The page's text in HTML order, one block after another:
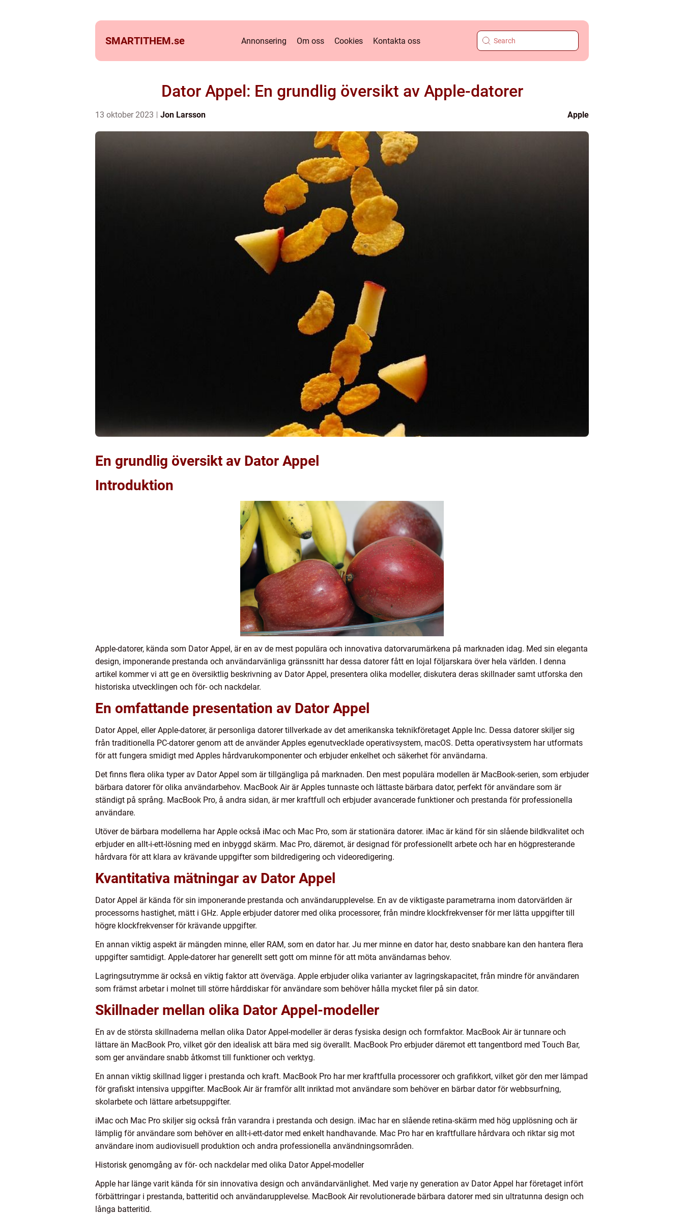
SMARTITHEM.se Annonsering Om oss Cookies Kontakta oss
Dator Appel: En grundlig översikt av Apple-datorer
13 oktober 2023 Jon Larsson Apple
En grundlig översikt av Dator Appel
Introduktion
Apple-datorer, kända som Dator Appel, är en av de mest populära och innovativa datorvarumärkena på marknaden idag. Med sin eleganta
design, imponerande prestanda och användarvänliga gränssnitt har dessa datorer fått en lojal följarskara över hela världen. I denna
artikel kommer vi att ge en översiktlig beskrivning av Dator Appel, presentera olika modeller, diskutera deras skillnader samt utforska den
historiska utvecklingen och för- och nackdelar.
En omfattande presentation av Dator Appel
Dator Appel, eller Apple-datorer, är personliga datorer tillverkade av det amerikanska teknikföretaget Apple Inc. Dessa datorer skiljer sig
från traditionella PC-datorer genom att de använder Apples egenutvecklade operativsystem, macOS. Detta operativsystem har utformats
för att fungera smidigt med Apples hårdvarukomponenter och erbjuder enkelhet och säkerhet för användarna.
Det finns flera olika typer av Dator Appel som är tillgängliga på marknaden. Den mest populära modellen är MacBook-serien, som erbjuder
bärbara datorer för olika användarbehov. MacBook Air är Apples tunnaste och lättaste bärbara dator, perfekt för användare som är
ständigt på språng. MacBook Pro, å andra sidan, är mer kraftfull och erbjuder avancerade funktioner och prestanda för professionella
användare.
Utöver de bärbara modellerna har Apple också iMac och Mac Pro, som är stationära datorer. iMac är känd för sin slående bildkvalitet och
erbjuder en allt-i-ett-lösning med en inbyggd skärm. Mac Pro, däremot, är designad för professionellt arbete och har en högpresterande
hårdvara för att klara av krävande uppgifter som bildredigering och videoredigering.
Kvantitativa mätningar av Dator Appel
Dator Appel är kända för sin imponerande prestanda och användarupplevelse. En av de viktigaste parametrarna inom datorvärlden är
processorns hastighet, mätt i GHz. Apple erbjuder datorer med olika processorer, från mindre klockfrekvenser för mer lätta uppgifter till
högre klockfrekvenser för krävande uppgifter.
En annan viktig aspekt är mängden minne, eller RAM, som en dator har. Ju mer minne en dator har, desto snabbare kan den hantera flera
uppgifter samtidigt. Apple-datorer har generellt sett gott om minne för att möta användarnas behov.
Lagringsutrymme är också en viktig faktor att överväga. Apple erbjuder olika varianter av lagringskapacitet, från mindre för användaren
som främst arbetar i molnet till större hårddiskar för användare som behöver hålla mycket filer på sin dator.
Skillnader mellan olika Dator Appel-modeller
En av de största skillnaderna mellan olika Dator Appel-modeller är deras fysiska design och formfaktor. MacBook Air är tunnare och
lättare än MacBook Pro, vilket gör den idealisk att bära med sig överallt. MacBook Pro erbjuder däremot ett tangentbord med Touch Bar,
som ger användare snabb åtkomst till funktioner och verktyg.
En annan viktig skillnad ligger i prestanda och kraft. MacBook Pro har mer kraftfulla processorer och grafikkort, vilket gör den mer lämpad
för grafiskt intensiva uppgifter. MacBook Air är framför allt inriktad mot användare som behöver en bärbar dator för webbsurfning,
skolarbete och lättare arbetsuppgifter.
iMac och Mac Pro skiljer sig också från varandra i prestanda och design. iMac har en slående retina-skärm med hög upplösning och är
lämplig för användare som behöver en allt-i-ett-dator med enkelt handhavande. Mac Pro har en kraftfullare hårdvara och riktar sig mot
användare inom audiovisuell produktion och andra professionella användningsområden.
Historisk genomgång av för- och nackdelar med olika Dator Appel-modeller
Apple har länge varit kända för sin innovativa design och användarvänlighet. Med varje ny generation av Dator Appel har företaget infört
förbättringar i prestanda, batteritid och användarupplevelse. MacBook Air revolutionerade bärbara datorer med sin ultratunna design och
långa batteritid.